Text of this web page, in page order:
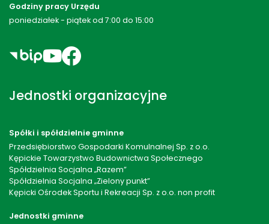
Godziny pracy Urzędu
poniedziałek - piątek od 7:00 do 15:00
Jednostki organizacyjne
Spółki i spółdzielnie gminne
Przedsiębiorstwo Gospodarki Komulnalnej Sp. z o.o.
Kępickie Towarzystwo Budownictwa Społecznego
Spółdzielnia Socjalna „Razem”
Spółdzielnia Socjalna „Zielony punkt”
Kępicki Ośrodek Sportu i Rekreacji Sp. z o.o. non profit
Jednostki gminne